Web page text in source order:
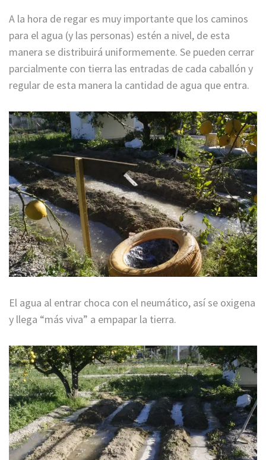
A la hora de regar es muy importante que los caminos
para el agua (y las personas) estén a nivel, de esta
manera se distribuirá uniformemente. Se pueden cerrar
parcialmente con tierra las entradas de cada caballón y
regular de esta manera la cantidad de agua que entra.
El agua al entrar choca con el neumático, así se oxigena
y llega “más viva” a empapar la tierra.